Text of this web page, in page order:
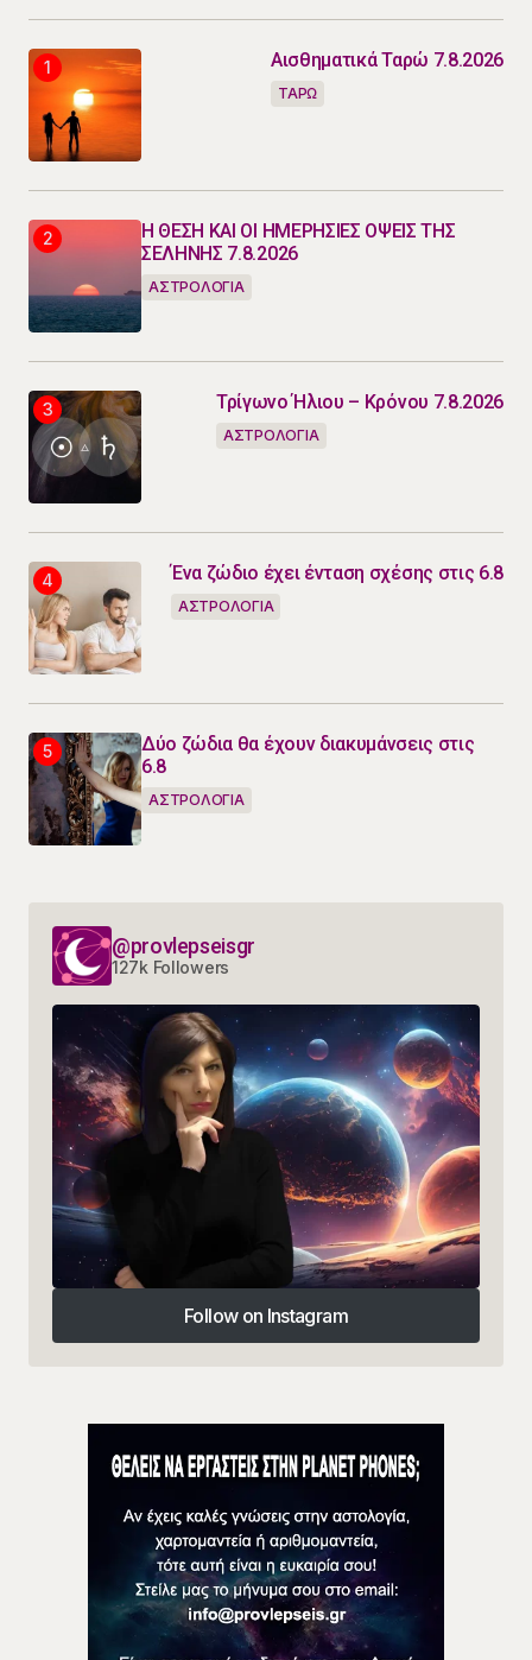
Αισθηματικά Ταρώ 7.8.2026
ΤΑΡΩ
Η ΘΕΣΗ ΚΑΙ ΟΙ ΗΜΕΡΗΣΙΕΣ ΟΨΕΙΣ ΤΗΣ
ΣΕΛΗΝΗΣ 7.8.2026
ΑΣΤΡΟΛΟΓΙΑ
Τρίγωνο Ήλιου – Κρόνου 7.8.2026
ΑΣΤΡΟΛΟΓΙΑ
Ένα ζώδιο έχει ένταση σχέσης στις 6.8
ΑΣΤΡΟΛΟΓΙΑ
Δύο ζώδια θα έχουν διακυμάνσεις στις
6.8
ΑΣΤΡΟΛΟΓΙΑ
@provlepseisgr
127k Followers
Follow on Instagram
Follow on Instagram